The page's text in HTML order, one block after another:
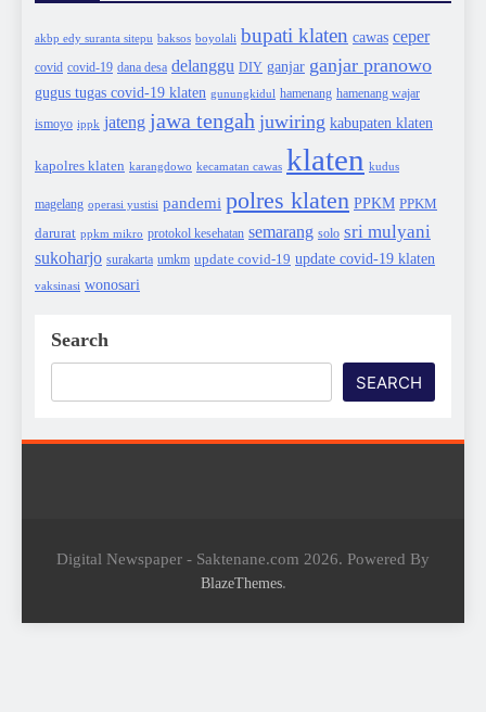
akbp edy suranta sitepu baksos boyolali bupati klaten cawas ceper
covid covid-19 dana desa delanggu DIY ganjar ganjar pranowo
gugus tugas covid-19 klaten gunungkidul hamenang hamenang wajar
ismoyo ippk jateng jawa tengah juwiring kabupaten klaten
kapolres klaten karangdowo kecamatan cawas klaten kudus
magelang operasi yustisi pandemi polres klaten PPKM PPKM
darurat ppkm mikro protokol kesehatan semarang solo sri mulyani
sukoharjo surakarta umkm update covid-19 update covid-19 klaten
vaksinasi wonosari
Search
SEARCH
Digital Newspaper - Saktenane.com 2026. Powered By
BlazeThemes.